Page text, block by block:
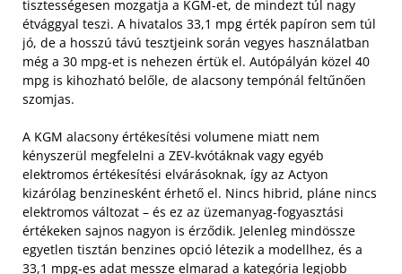
tisztességesen mozgatja a KGM-et, de mindezt túl nagy
étvággyal teszi. A hivatalos 33,1 mpg érték papíron sem túl
jó, de a hosszú távú tesztjeink során vegyes használatban
még a 30 mpg-et is nehezen értük el. Autópályán közel 40
mpg is kihozható belőle, de alacsony tempónál feltűnően
szomjas.
A KGM alacsony értékesítési volumene miatt nem
kényszerül megfelelni a ZEV-kvótáknak vagy egyéb
elektromos értékesítési elvárásoknak, így az Actyon
kizárólag benzinesként érhető el. Nincs hibrid, pláne nincs
elektromos változat – és ez az üzemanyag-fogyasztási
értékeken sajnos nagyon is érződik. Jelenleg mindössze
egyetlen tisztán benzines opció létezik a modellhez, és a
33,1 mpg-es adat messze elmarad a kategória legjobb